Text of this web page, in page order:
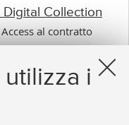
i
Digital Collection
al contratto